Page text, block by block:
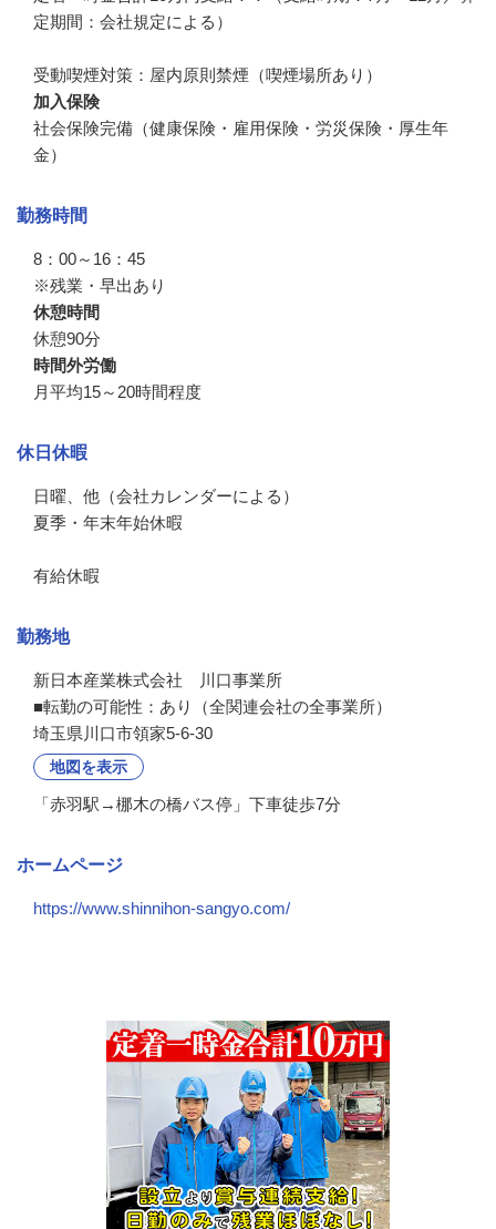
定期間：会社規定による）
受動喫煙対策：屋内原則禁煙（喫煙場所あり）
加入保険
社会保険完備（健康保険・雇用保険・労災保険・厚生年
金）
勤務時間
8：00～16：45
※残業・早出あり
休憩時間
休憩90分
時間外労働
月平均15～20時間程度
休日休暇
日曜、他（会社カレンダーによる）
夏季・年末年始休暇
有給休暇
勤務地
新日本産業株式会社　川口事業所
■転勤の可能性：あり（全関連会社の全事業所）
埼玉県川口市領家5-6-30
地図を表示
「赤羽駅→梛木の橋バス停」下車徒歩7分
ホームページ
https://www.shinnihon-sangyo.com/